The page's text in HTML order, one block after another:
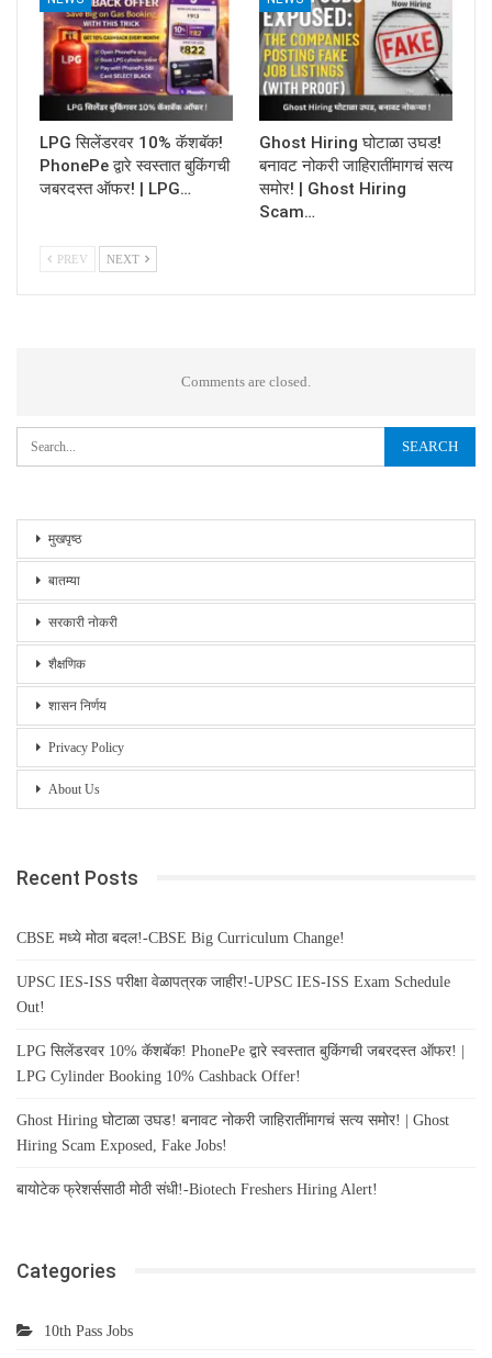
LPG सिलेंडरवर 10% कॅशबॅक!
PhonePe द्वारे स्वस्तात बुकिंगची
जबरदस्त ऑफर! | LPG…
Ghost Hiring घोटाळा उघड!
बनावट नोकरी जाहिरातींमागचं सत्य
समोर! | Ghost Hiring
Scam…
PREV NEXT
Comments are closed.
मुखपृष्ठ
बातम्या
सरकारी नोकरी
शैक्षणिक
शासन निर्णय
Privacy Policy
About Us
Recent Posts
CBSE मध्ये मोठा बदल!-CBSE Big Curriculum Change!
UPSC IES-ISS परीक्षा वेळापत्रक जाहीर!-UPSC IES-ISS Exam Schedule
Out!
LPG सिलेंडरवर 10% कॅशबॅक! PhonePe द्वारे स्वस्तात बुकिंगची जबरदस्त ऑफर! |
LPG Cylinder Booking 10% Cashback Offer!
Ghost Hiring घोटाळा उघड! बनावट नोकरी जाहिरातींमागचं सत्य समोर! | Ghost
Hiring Scam Exposed, Fake Jobs!
बायोटेक फ्रेशर्ससाठी मोठी संधी!-Biotech Freshers Hiring Alert!
Categories
10th Pass Jobs